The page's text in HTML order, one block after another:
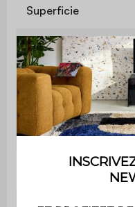
Superficie
Hauteur au faitage
Hauteur entrée
Surface au sol
intérieure
Dimensions poteaux